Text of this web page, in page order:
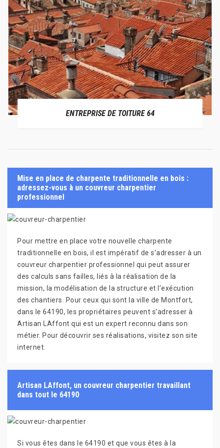
ENTREPRISE DE TOITURE 64
Mise en place de charpente traditionnelle en bois :
adressez-vous à un couvreur charpentier
professionnel
Pour mettre en place votre nouvelle charpente
traditionnelle en bois, il est impératif de s’adresser à un
couvreur charpentier professionnel qui peut assurer
des calculs sans failles, liés à la réalisation de la
mission, la modélisation de la structure et l’exécution
des chantiers. Pour ceux qui sont la ville de Montfort,
dans le 64190, les propriétaires peuvent s’adresser à
Artisan LAffont qui est un expert reconnu dans son
métier. Pour découvrir ses réalisations, visitez son site
internet.
Artisan LAffont, un couvreur charpentier travaillant
dans tout le 64190
Si vous êtes dans le 64190 et que vous êtes à la